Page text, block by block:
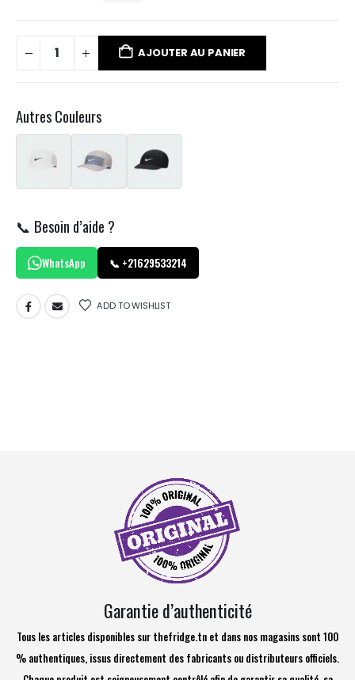
AJOUTER AU PANIER
Autres Couleurs
📞 Besoin d’aide ?
WhatsApp 📞 +21629533214
ADD TO WISHLIST
Garantie d’authenticité
Tous les articles disponibles sur thefridge.tn et dans nos magasins sont 100
% authentiques, issus directement des fabricants ou distributeurs officiels.